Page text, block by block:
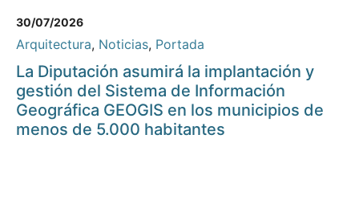
30/07/2026
Arquitectura, Noticias, Portada
La Diputación asumirá la implantación y
gestión del Sistema de Información
Geográfica GEOGIS en los municipios de
menos de 5.000 habitantes